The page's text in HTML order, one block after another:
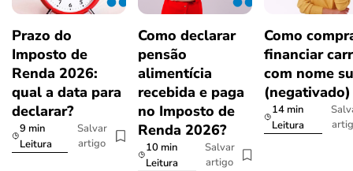
Prazo do
Imposto de
Renda 2026:
qual a data para
declarar?
9 min
Leitura
Salvar
artigo
Como declarar
pensão
alimentícia
recebida e paga
no Imposto de
Renda 2026?
10 min
Leitura
Salvar
artigo
Como
financiar
com nome
(negativado)
14 min
Leitura